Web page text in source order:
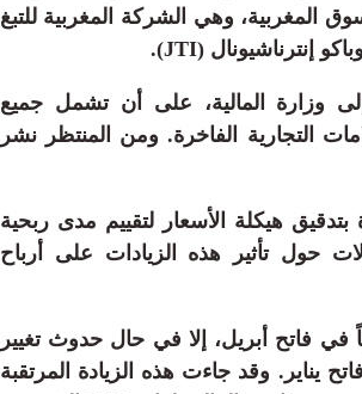
المغربية، وهي الشركة المغربية للتبغ
وزارة المالية، على أن تشمل جميع
التجارية الفاخرة. ومن المنتظر نشر
هيكلة الأسعار لتقييم مدى ربحية
حول تأثير هذه الزيادات على أرباح
في فاتح أبريل، إلا في حال حدوث تغيير
يناير. وقد جاءت هذه الزيادة المرتقبة